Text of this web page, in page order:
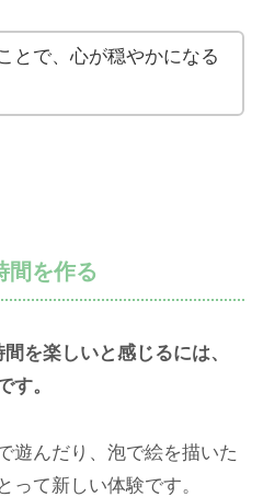
とで、心が穏やかになる
間を作る
を楽しいと感じるには、
す。
遊んだり、泡で絵を描いた
って新しい体験です。